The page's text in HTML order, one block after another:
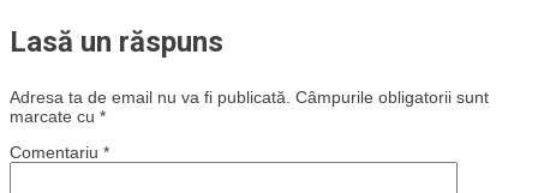
Lasă un răspuns
Adresa ta de email nu va fi publicată. Câmpurile obligatorii sunt
marcate cu *
Comentariu *